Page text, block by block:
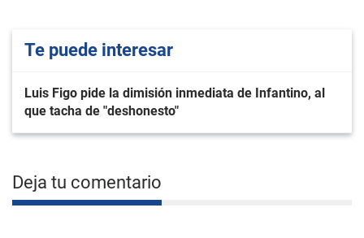
Te puede interesar
Luis Figo pide la dimisión inmediata de Infantino, al
que tacha de "deshonesto"
Deja tu comentario